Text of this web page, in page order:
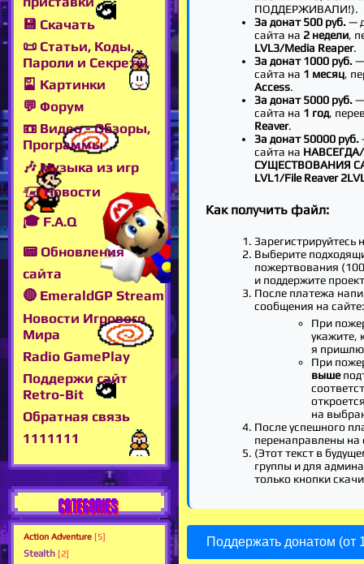
💾 Скачать
📜 Статьи, Коды,
Пароли и Секреты
🎴 Картинки
💬 Форум
📼 Видео - Обзоры,
Программы
🎶 Музыка из игр
🖅 Новости
🎓 F.A.Q
📟 Обновления
сайта
🔴 EmeraldGP Stream
Новости Игрового
Мира
Radio GamePlay
Поддержи сайт
Retro-Bit
Обратная связь
1111111
CATEGORIES
Action Adventure [5]
Stealth [2]
ПОДДЕРЖИВАЛИ!).
За донат 500 руб.—
сайта на 2 недели,
LVL3/Media Reaper.
За донат 1000 руб.—
сайта на 1 месяц,
Access.
За донат 5000 руб.—
сайта на 1 год,
Reaver.
За донат 50000 руб.
сайта на
СУЩЕСТВОВАНИЯ
LVL1/File Reaver
Как получить файл:
Зарегистрируйтесь
Выберите
пожертвования
и поддержите
После платежа
сообщения на сайте:
При
укажите,
я пришлю
При
выше
на
После успешного
перенаправлены на
(Этот текст в
группы и для
только кнопки
Поддержать донатом (от